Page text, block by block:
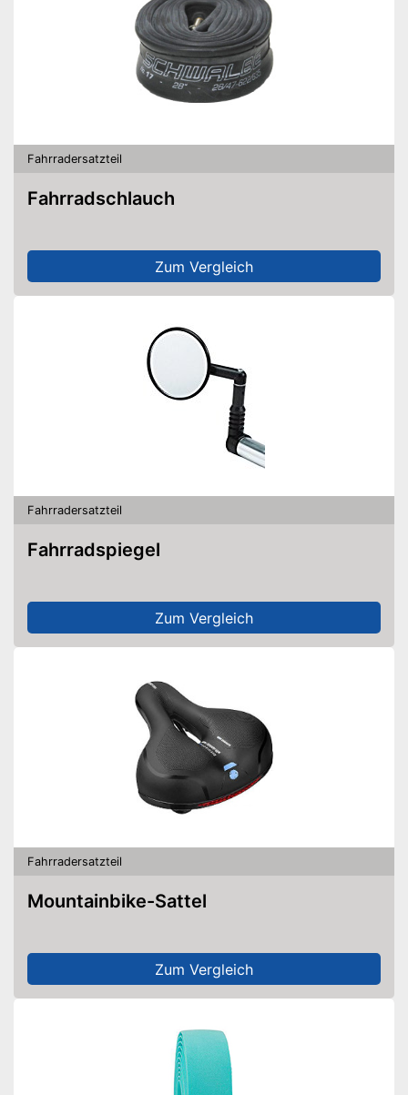
Fahrradersatzteil
Fahrradschlauch
Zum Vergleich
Fahrradersatzteil
Fahrradspiegel
Zum Vergleich
Fahrradersatzteil
Mountainbike-Sattel
Zum Vergleich